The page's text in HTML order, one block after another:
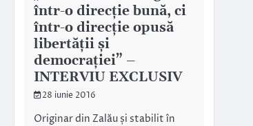
într-o direcție bună, ci
într-o direcție opusă
libertății și
democrației” –
INTERVIU EXCLUSIV
28 iunie 2016
Originar din Zalău și stabilit în